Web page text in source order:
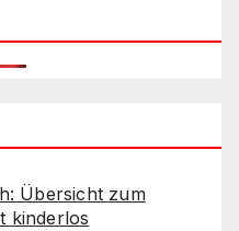
Übersicht zum
kinderlos